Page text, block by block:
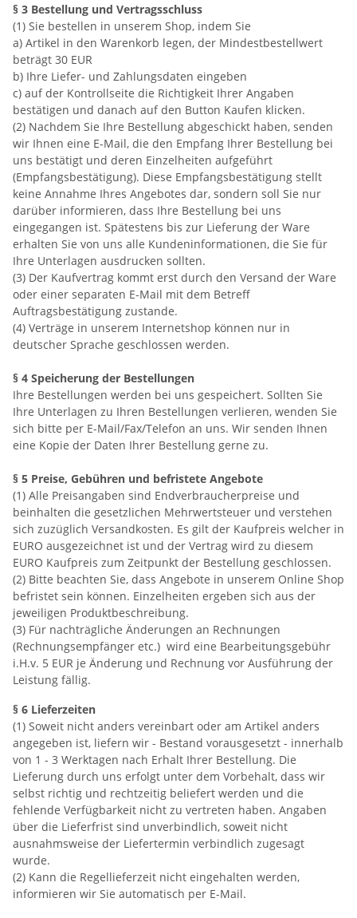
§ 3 Bestellung und Vertragsschluss
(1) Sie bestellen in unserem Shop, indem Sie
a) Artikel in den Warenkorb legen, der Mindestbestellwert
beträgt 30 EUR
b) Ihre Liefer- und Zahlungsdaten eingeben
c) auf der Kontrollseite die Richtigkeit Ihrer Angaben
bestätigen und danach auf den Button Kaufen klicken.
(2) Nachdem Sie Ihre Bestellung abgeschickt haben, senden
wir Ihnen eine E-Mail, die den Empfang Ihrer Bestellung bei
uns bestätigt und deren Einzelheiten aufgeführt
(Empfangsbestätigung). Diese Empfangsbestätigung stellt
keine Annahme Ihres Angebotes dar, sondern soll Sie nur
darüber informieren, dass Ihre Bestellung bei uns
eingegangen ist. Spätestens bis zur Lieferung der Ware
erhalten Sie von uns alle Kundeninformationen, die Sie für
Ihre Unterlagen ausdrucken sollten.
(3) Der Kaufvertrag kommt erst durch den Versand der Ware
oder einer separaten E-Mail mit dem Betreff
Auftragsbestätigung zustande.
(4) Verträge in unserem Internetshop können nur in
deutscher Sprache geschlossen werden.
§ 4 Speicherung der Bestellungen
Ihre Bestellungen werden bei uns gespeichert. Sollten Sie
Ihre Unterlagen zu Ihren Bestellungen verlieren, wenden Sie
sich bitte per E-Mail/Fax/Telefon an uns. Wir senden Ihnen
eine Kopie der Daten Ihrer Bestellung gerne zu.
§ 5 Preise, Gebühren und befristete Angebote
(1) Alle Preisangaben sind Endverbraucherpreise und
beinhalten die gesetzlichen Mehrwertsteuer und verstehen
sich zuzüglich Versandkosten. Es gilt der Kaufpreis welcher in
EURO ausgezeichnet ist und der Vertrag wird zu diesem
EURO Kaufpreis zum Zeitpunkt der Bestellung geschlossen.
(2) Bitte beachten Sie, dass Angebote in unserem Online Shop
befristet sein können. Einzelheiten ergeben sich aus der
jeweiligen Produktbeschreibung.
(3) Für nachträgliche Änderungen an Rechnungen
(Rechnungsempfänger etc.) wird eine Bearbeitungsgebühr
i.H.v. 5 EUR je Änderung und Rechnung vor Ausführung der
Leistung fällig.
§ 6 Lieferzeiten
(1) Soweit nicht anders vereinbart oder am Artikel anders
angegeben ist, liefern wir - Bestand vorausgesetzt - innerhalb
von 1 - 3 Werktagen nach Erhalt Ihrer Bestellung. Die
Lieferung durch uns erfolgt unter dem Vorbehalt, dass wir
selbst richtig und rechtzeitig beliefert werden und die
fehlende Verfügbarkeit nicht zu vertreten haben. Angaben
über die Lieferfrist sind unverbindlich, soweit nicht
ausnahmsweise der Liefertermin verbindlich zugesagt
wurde.
(2) Kann die Regellieferzeit nicht eingehalten werden,
informieren wir Sie automatisch per E-Mail.